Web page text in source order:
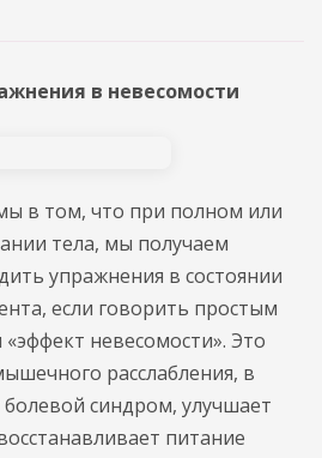
в невесомости
в том, что при полном или
тела, мы получаем
упражнения в состоянии
если говорить простым
невесомости». Это
расслабления, в
болевой синдром, улучшает
питание